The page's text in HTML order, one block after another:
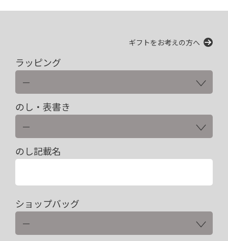
ギフトをお考えの方へ
ラッピング
のし・表書き
のし記載名
ショップバッグ